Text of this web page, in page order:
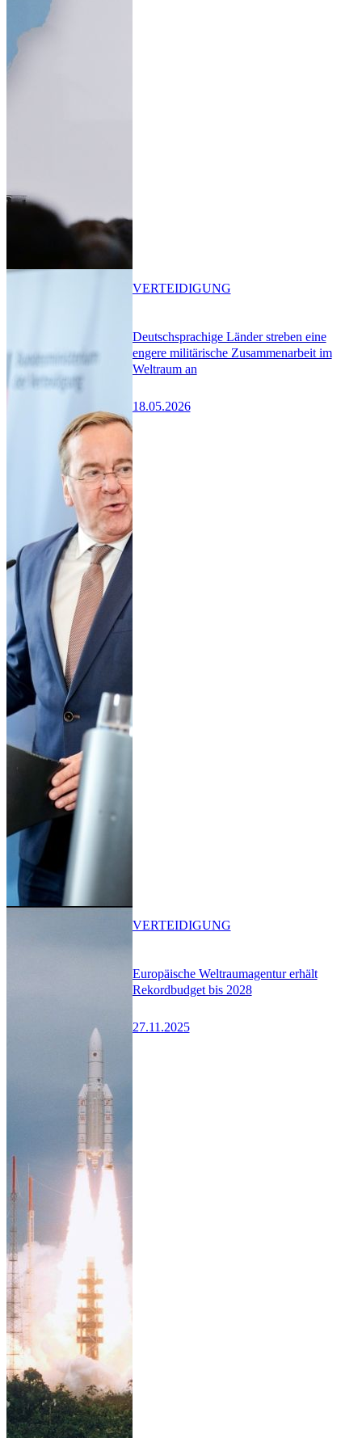
Deutschsprachige Länder streben eine
engere militärische Zusammenarbeit im
Weltraum an
18.05.2026
VERTEIDIGUNG
Europäische Weltraumagentur erhält
Rekordbudget bis 2028
27.11.2025
VERTEIDIGUNG